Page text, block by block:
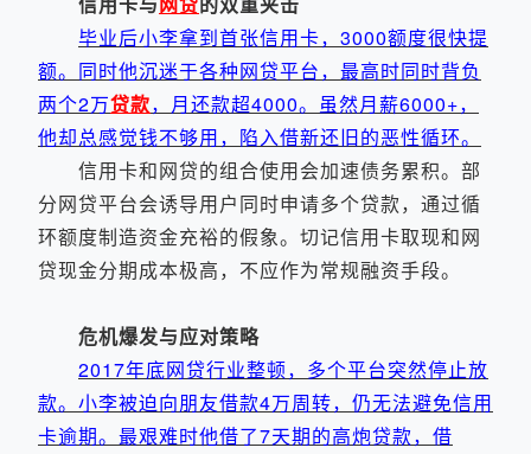
毕业后小李拿到首张信用卡，3000额度很快提
额。同时他沉迷于各种网贷平台，最高时同时背负
两个2万贷款，月还款超4000。虽然月薪6000+，
他却总感觉钱不够用，陷入借新还旧的恶性循环。
信用卡和网贷的组合使用会加速债务累积。部
分网贷平台会诱导用户同时申请多个贷款，通过循
环额度制造资金充裕的假象。切记信用卡取现和网
贷现金分期成本极高，不应作为常规融资手段。
危机爆发与应对策略
2017年底网贷行业整顿，多个平台突然停止放
款。小李被迫向朋友借款4万周转，仍无法避免信用
卡逾期。最艰难时他借了7天期的高炮贷款，借